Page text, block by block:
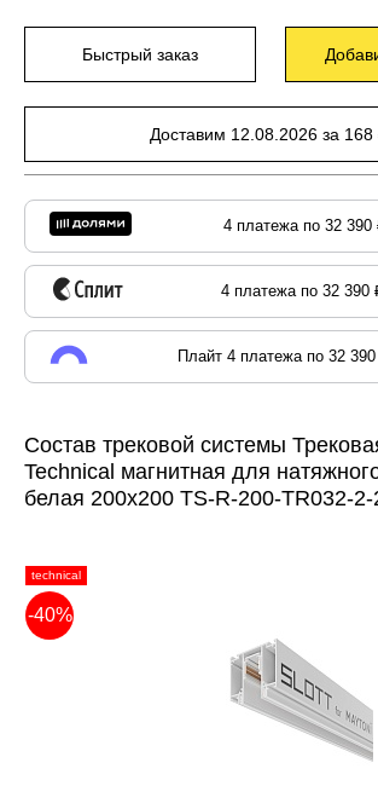
Быстрый заказ
Доставим 12.08.2026 за 168
4 платежа по 32 390
4 платежа по 32 390
Плайт 4 платежа по 32
Состав трековой системы
Technical магнитная для
белая 200x200 TS-R-200-TR032-
technical
-40%